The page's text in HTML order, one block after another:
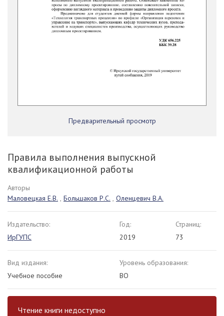
Предварительный просмотр
Правила выполнения выпускной
квалификационной работы
Авторы
Маловецкая Е.В. , Большаков Р.С. , Оленцевич В.А.
Издательство:
ИрГУПС
Год:
2019
Страниц:
73
Вид издания:
Учебное пособие
Уровень образования:
ВО
Чтение книги недоступно